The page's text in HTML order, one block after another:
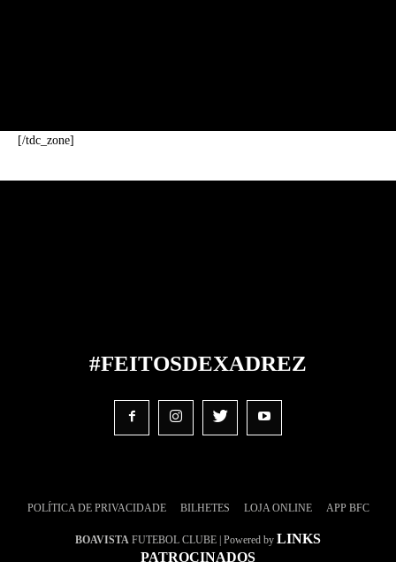
[/tdc_zone]
#FEITOSDEXADREZ
POLÍTICA DE PRIVACIDADE BILHETES LOJA ONLINE APP BFC
BOAVISTA FUTEBOL CLUBE | Powered by LINKS
PATROCINADOS